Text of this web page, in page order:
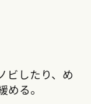
ビしたり、め
る。